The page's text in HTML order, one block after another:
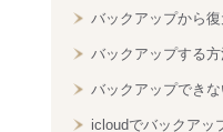
バックアップから
バックアップする
バックアップでき
icloudでバックアッ